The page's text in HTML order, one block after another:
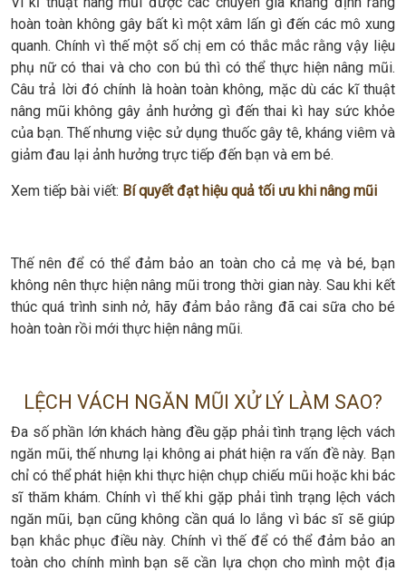
hoàn toàn không gây bất kì một xâm lấn gì đến các mô xung
quanh. Chính vì thế một số chị em có thắc mắc rằng vậy liệu
phụ nữ có thai và cho con bú thì có thể thực hiện nâng mũi.
Câu trả lời đó chính là hoàn toàn không, mặc dù các kĩ thuật
nâng mũi không gây ảnh hưởng gì đến thai kì hay sức khỏe
của bạn. Thế nhưng việc sử dụng thuốc gây tê, kháng viêm và
giảm đau lại ảnh hưởng trực tiếp đến bạn và em bé.
Xem tiếp bài viết: Bí quyết đạt hiệu quả tối ưu khi nâng mũi
Thế nên để có thể đảm bảo an toàn cho cả mẹ và bé, bạn
không nên thực hiện nâng mũi trong thời gian này. Sau khi kết
thúc quá trình sinh nở, hãy đảm bảo rằng đã cai sữa cho bé
hoàn toàn rồi mới thực hiện nâng mũi.
LỆCH VÁCH NGĂN MŨI XỬ LÝ LÀM SAO?
Đa số phần lớn khách hàng đều gặp phải tình trạng lệch vách
ngăn mũi, thế nhưng lại không ai phát hiện ra vấn đề này. Bạn
chỉ có thể phát hiện khi thực hiện chụp chiếu mũi hoặc khi bác
sĩ thăm khám. Chính vì thế khi gặp phải tình trạng lệch vách
ngăn mũi, bạn cũng không cần quá lo lắng vì bác sĩ sẽ giúp
bạn khắc phục điều này. Chính vì thế để có thể đảm bảo an
toàn cho chính mình bạn sẽ cần lựa chọn cho mình một địa